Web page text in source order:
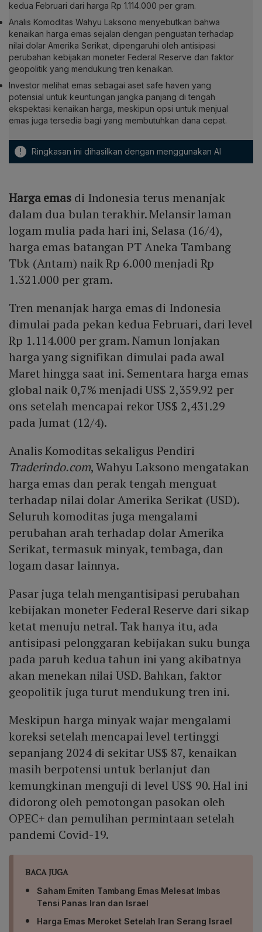
kedua Februari dari harga Rp 1.114.000 per gram.
Analis Komoditas Wahyu Laksono menyebutkan bahwa
kenaikan harga emas sejalan dengan penguatan terhadap
nilai dolar Amerika Serikat, dipengaruhi oleh antisipasi
perubahan kebijakan moneter Federal Reserve dan faktor
geopolitik yang mendukung tren kenaikan.
Investor melihat emas sebagai aset safe haven yang
potensial untuk keuntungan jangka panjang di tengah
ekspektasi kenaikan harga, meskipun opsi untuk menjual
emas juga tersedia bagi yang membutuhkan dana cepat.
! Ringkasan ini dihasilkan dengan menggunakan AI
Harga emas di Indonesia terus menanjak
dalam dua bulan terakhir. Melansir laman
logam mulia pada hari ini, Selasa (16/4),
harga emas batangan PT Aneka Tambang
Tbk (Antam) naik Rp 6.000 menjadi Rp
1.321.000 per gram.
Tren menanjak harga emas di Indonesia
dimulai pada pekan kedua Februari, dari level
Rp 1.114.000 per gram. Namun lonjakan
harga yang signifikan dimulai pada awal
Maret hingga saat ini. Sementara harga emas
global naik 0,7% menjadi US$ 2,359.92 per
ons setelah mencapai rekor US$ 2,431.29
pada Jumat (12/4).
Analis Komoditas sekaligus Pendiri
Traderindo.com, Wahyu Laksono mengatakan
harga emas dan perak tengah menguat
terhadap nilai dolar Amerika Serikat (USD).
Seluruh komoditas juga mengalami
perubahan arah terhadap dolar Amerika
Serikat, termasuk minyak, tembaga, dan
logam dasar lainnya.
Pasar juga telah mengantisipasi perubahan
kebijakan moneter Federal Reserve dari sikap
ketat menuju netral. Tak hanya itu, ada
antisipasi pelonggaran kebijakan suku bunga
pada paruh kedua tahun ini yang akibatnya
akan menekan nilai USD. Bahkan, faktor
geopolitik juga turut mendukung tren ini.
Meskipun harga minyak wajar mengalami
koreksi setelah mencapai level tertinggi
sepanjang 2024 di sekitar US$ 87, kenaikan
masih berpotensi untuk berlanjut dan
kemungkinan menguji di level US$ 90. Hal ini
didorong oleh pemotongan pasokan oleh
OPEC+ dan pemulihan permintaan setelah
pandemi Covid-19.
BACA JUGA
Saham Emiten Tambang Emas Melesat Imbas
Tensi Panas Iran dan Israel
Harga Emas Meroket Setelah Iran Serang Israel